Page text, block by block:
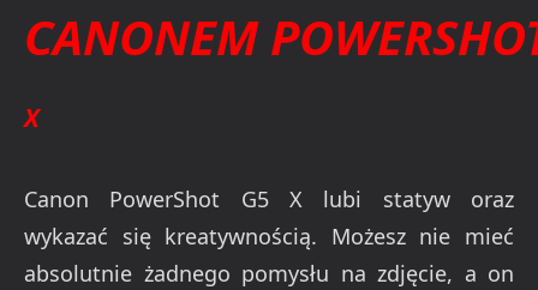
CANONEM
X
Canon PowerShot G5 X lubi statyw oraz
wykazać się kreatywnością. Możesz nie mieć
absolutnie żadnego pomysłu na zdjęcie, a on